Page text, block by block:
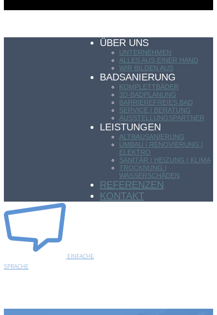
ÜBER UNS
UNTERNEHMEN
ALLES AUS EINER HAND
WIR BILDEN AUS
BADSANIERUNG
KOMPLETTBÄDER
3D-BADPLANUNG
BARRIEREFREIES BAD
SERVICE | BERATUNG
AUSSTELLUNGSPARTNER
LEISTUNGEN
ALTBAUSANIERUNG
UMBAU | RENOVIERUNG |
ELEKTRO
SANITÄR | HEIZUNG | KLIMA
TROCKNUNG |
WASSERSCHÄDEN
REFERENZEN
KONTAKT
EINFACHE
SPRACHE